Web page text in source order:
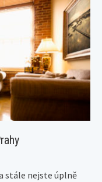
stále nejste úplně